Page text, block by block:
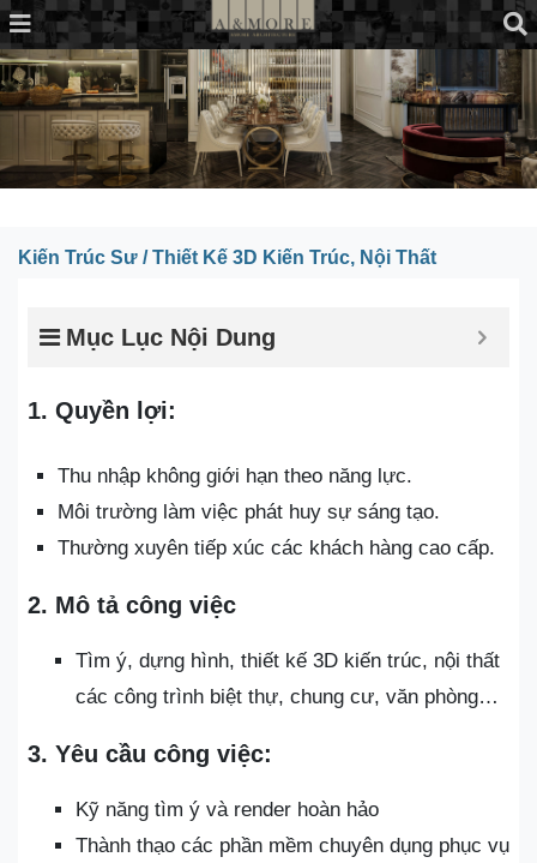
Kiến Trúc Sư / Thiết Kế 3D Kiến Trúc, Nội Thất
Mục Lục Nội Dung
1. Quyền lợi:
Thu nhập không giới hạn theo năng lực.
Môi trường làm việc phát huy sự sáng tạo.
Thường xuyên tiếp xúc các khách hàng cao cấp.
2. Mô tả công việc
Tìm ý, dựng hình, thiết kế 3D kiến trúc, nội thất
các công trình biệt thự, chung cư, văn phòng…
3. Yêu cầu công việc:
Kỹ năng tìm ý và render hoàn hảo
Thành thạo các phần mềm chuyên dụng phục vụ